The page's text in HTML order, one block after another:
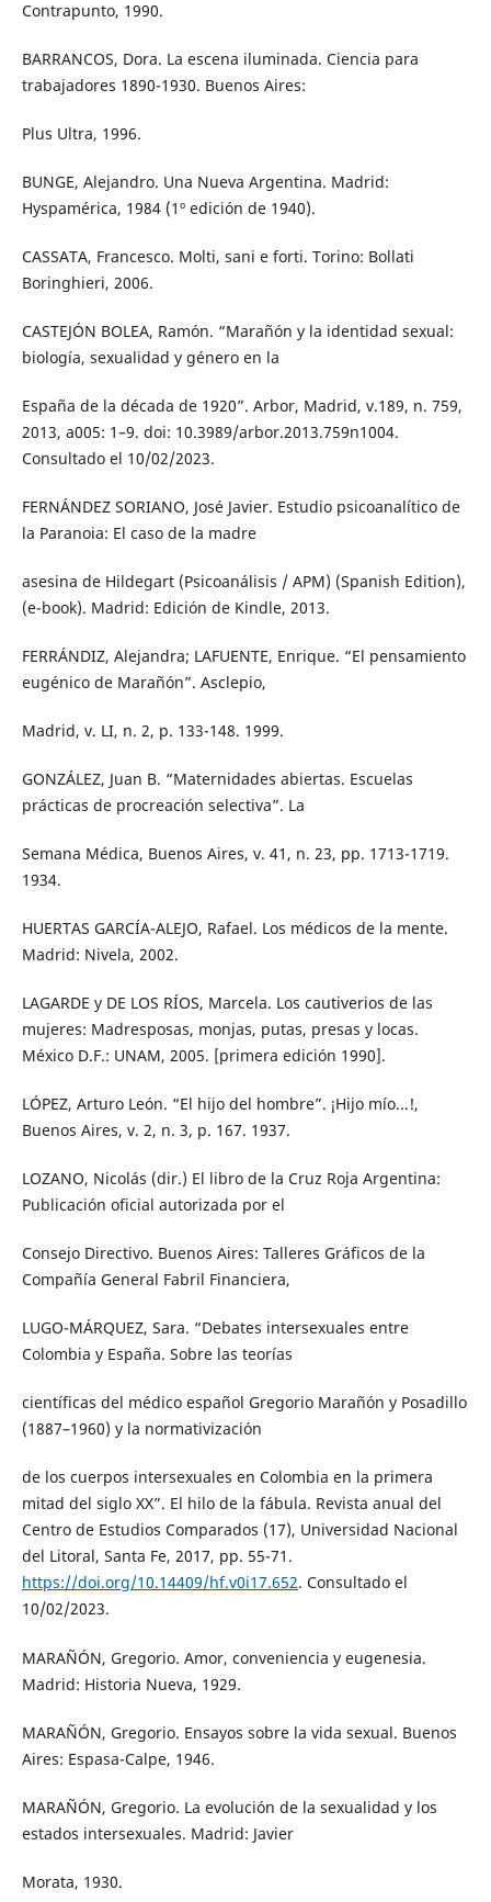
Contrapunto, 1990.
BARRANCOS, Dora. La escena iluminada. Ciencia para
trabajadores 1890-1930. Buenos Aires:
Plus Ultra, 1996.
BUNGE, Alejandro. Una Nueva Argentina. Madrid:
Hyspamérica, 1984 (1º edición de 1940).
CASSATA, Francesco. Molti, sani e forti. Torino: Bollati
Boringhieri, 2006.
CASTEJÓN BOLEA, Ramón. “Marañón y la identidad sexual:
biología, sexualidad y género en la
España de la década de 1920”. Arbor, Madrid, v.189, n. 759,
2013, a005: 1–9. doi: 10.3989/arbor.2013.759n1004.
Consultado el 10/02/2023.
FERNÁNDEZ SORIANO, José Javier. Estudio psicoanalítico de
la Paranoia: El caso de la madre
asesina de Hildegart (Psicoanálisis / APM) (Spanish Edition),
(e-book). Madrid: Edición de Kindle, 2013.
FERRÁNDIZ, Alejandra; LAFUENTE, Enrique. “El pensamiento
eugénico de Marañón”. Asclepio,
Madrid, v. LI, n. 2, p. 133-148. 1999.
GONZÁLEZ, Juan B. “Maternidades abiertas. Escuelas
prácticas de procreación selectiva”. La
Semana Médica, Buenos Aires, v. 41, n. 23, pp. 1713-1719.
1934.
HUERTAS GARCÍA-ALEJO, Rafael. Los médicos de la mente.
Madrid: Nivela, 2002.
LAGARDE y DE LOS RÍOS, Marcela. Los cautiverios de las
mujeres: Madresposas, monjas, putas, presas y locas.
México D.F.: UNAM, 2005. [primera edición 1990].
LÓPEZ, Arturo León. “El hijo del hombre”. ¡Hijo mío...!,
Buenos Aires, v. 2, n. 3, p. 167. 1937.
LOZANO, Nicolás (dir.) El libro de la Cruz Roja Argentina:
Publicación oficial autorizada por el
Consejo Directivo. Buenos Aires: Talleres Gráficos de la
Compañía General Fabril Financiera,
LUGO-MÁRQUEZ, Sara. “Debates intersexuales entre
Colombia y España. Sobre las teorías
científicas del médico español Gregorio Marañón y Posadillo
(1887–1960) y la normativización
de los cuerpos intersexuales en Colombia en la primera
mitad del siglo XX”. El hilo de la fábula. Revista anual del
Centro de Estudios Comparados (17), Universidad Nacional
del Litoral, Santa Fe, 2017, pp. 55-71.
https://doi.org/10.14409/hf.v0i17.652. Consultado el
10/02/2023.
MARAÑÓN, Gregorio. Amor, conveniencia y eugenesia.
Madrid: Historia Nueva, 1929.
MARAÑÓN, Gregorio. Ensayos sobre la vida sexual. Buenos
Aires: Espasa-Calpe, 1946.
MARAÑÓN, Gregorio. La evolución de la sexualidad y los
estados intersexuales. Madrid: Javier
Morata, 1930.